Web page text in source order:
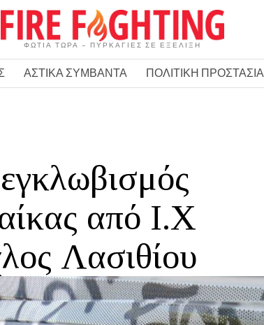
ΦΩΤΙΑ ΤΩΡΑ – ΠΥΡΚΑΓΙΕΣ ΣΕ ΕΞΕΛΙΞΗ
ΑΣΤΙΚΑ ΣΥΜΒΑΝΤΑ ΠΟΛΙΤΙΚΗ ΠΡΟΣΤΑΣΙΑ
από Ι.Χ
Λασιθίου